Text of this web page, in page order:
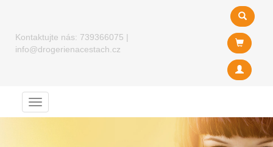
Kontaktujte nás: 739366075 |
info@drogerienacestach.cz
Menu